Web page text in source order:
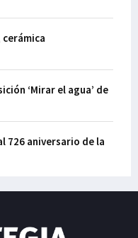
cerámica
‘Mirar el agua’ de
726 aniversario de la